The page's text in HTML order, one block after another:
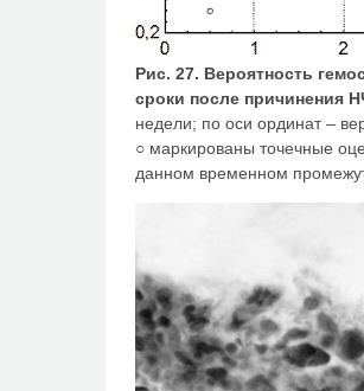
Рис. 27. Вероятность
сроки после причинения
недели; по оси ординат –
○ маркированы точечные
данном временном